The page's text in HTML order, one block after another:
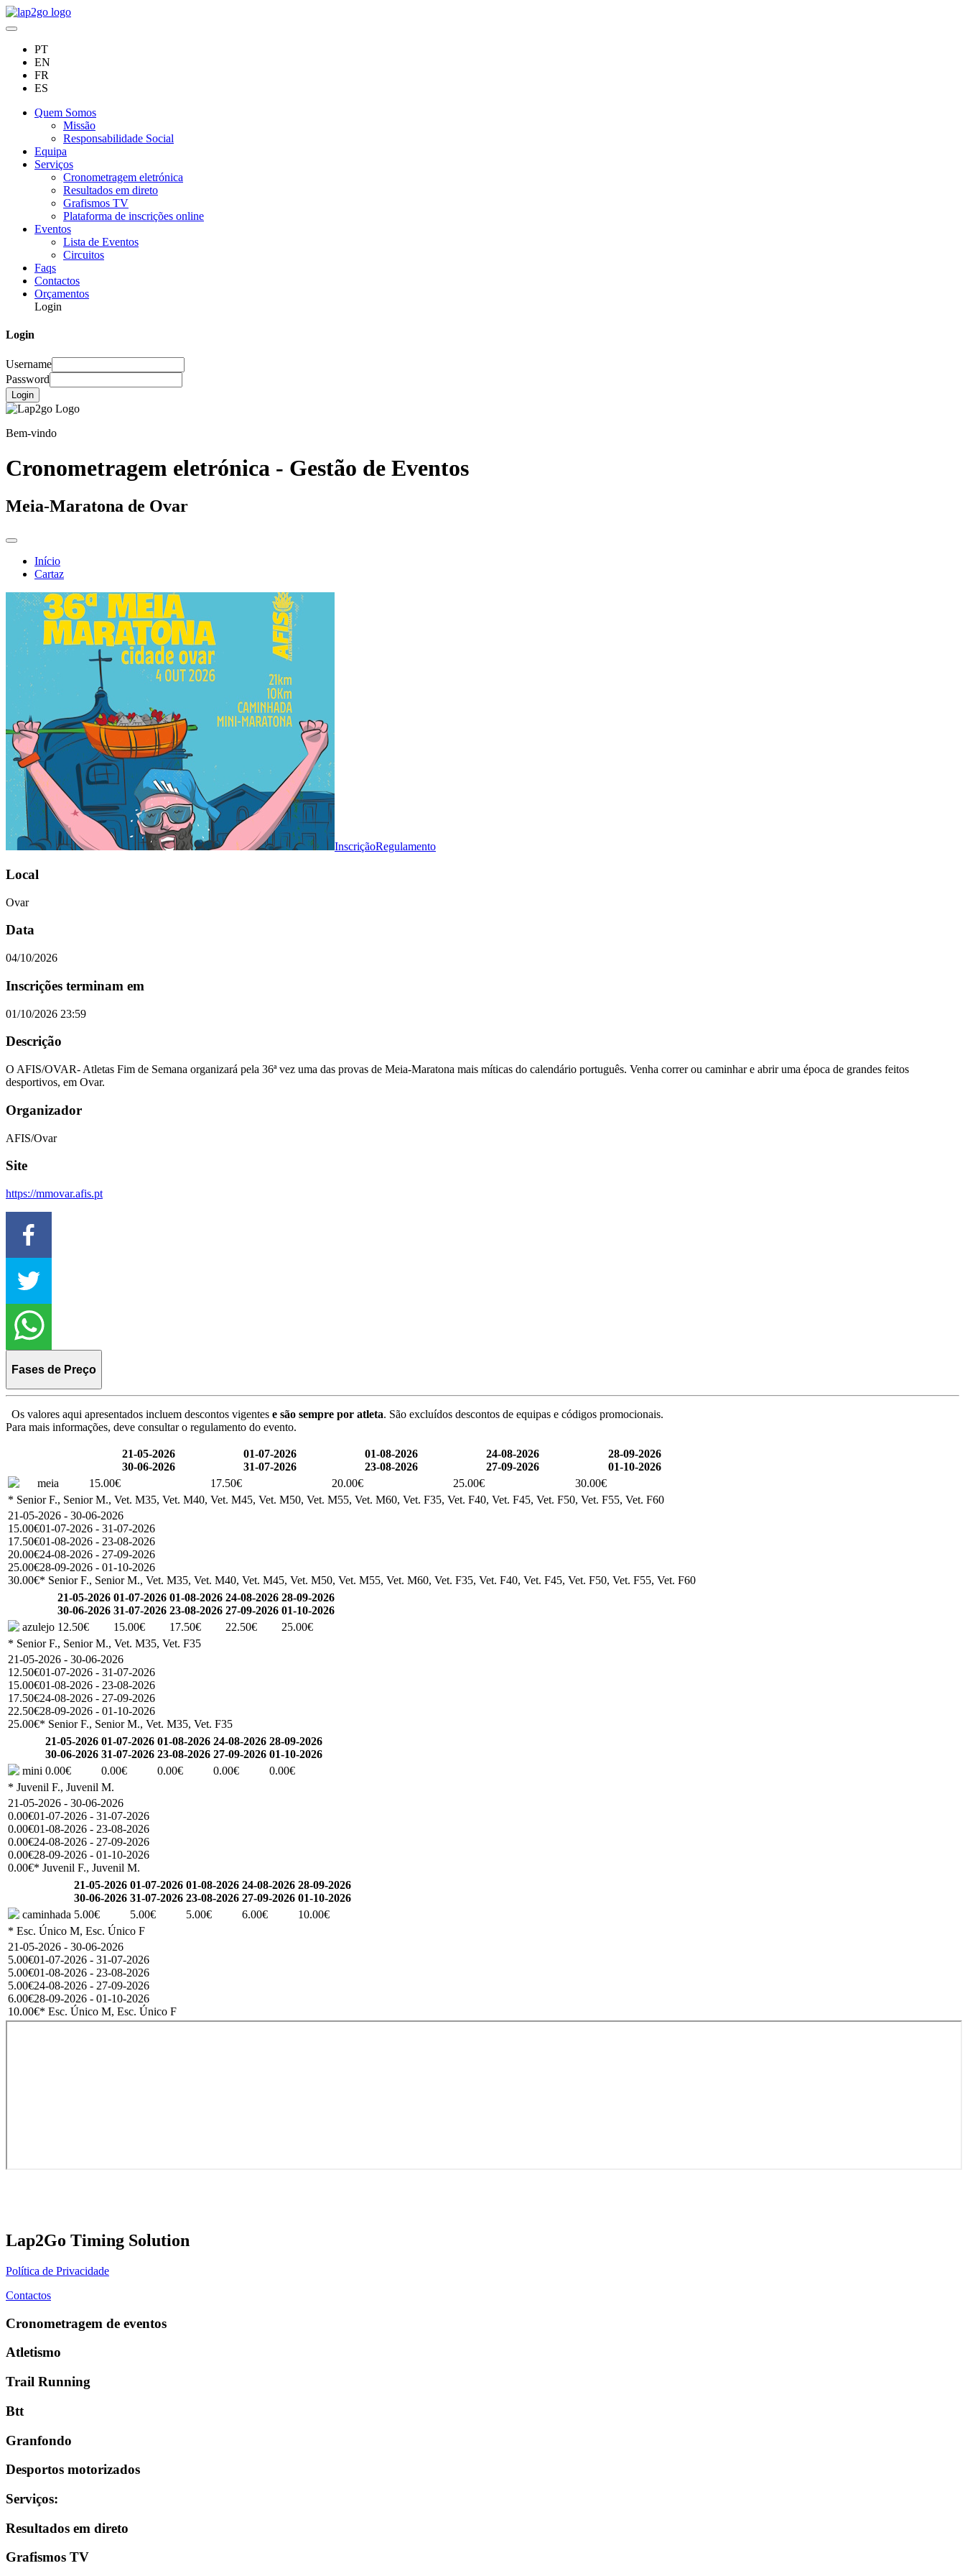
PT
EN
FR
ES
Quem Somos
Missão
Responsabilidade Social
Equipa
Serviços
Cronometragem eletrónica
Resultados em direto
Grafismos TV
Plataforma de inscrições online
Eventos
Lista de Eventos
Circuitos
Faqs
Contactos
Orçamentos
Login
Login
Username
Password
Login
Bem-vindo
Cronometragem eletrónica - Gestão de Eventos
Meia-Maratona de Ovar
Início
Cartaz
InscriçãoRegulamento
Local
Ovar
Data
04/10/2026
Inscrições terminam em
01/10/2026 23:59
Descrição
O AFIS/OVAR- Atletas Fim de Semana organizará pela 36ª vez uma das provas de Meia-Maratona mais míticas do calendário português. Venha correr ou caminhar e abrir uma época de grandes feitos
desportivos, em Ovar.
Organizador
AFIS/Ovar
Site
https://mmovar.afis.pt
Fases de Preço
Os valores aqui apresentados incluem descontos vigentes e são sempre por atleta. São excluídos descontos de equipas e códigos promocionais.
Para mais informações, deve consultar o regulamento do evento.
21-05-2026
30-06-2026
01-07-2026
31-07-2026
01-08-2026
23-08-2026
24-08-2026
27-09-2026
28-09-2026
01-10-2026
meia
15.00€ 17.50€ 20.00€ 25.00€
30.00€
* Senior F., Senior M., Vet. M35, Vet. M40, Vet. M45, Vet. M50, Vet. M55, Vet. M60, Vet. F35, Vet. F40, Vet. F45, Vet. F50, Vet. F55, Vet. F60
21-05-2026 - 30-06-2026
15.00€01-07-2026 - 31-07-2026
17.50€01-08-2026 - 23-08-2026
20.00€24-08-2026 - 27-09-2026
25.00€28-09-2026 - 01-10-2026
30.00€* Senior F., Senior M., Vet. M35, Vet. M40, Vet. M45, Vet. M50, Vet. M55, Vet. M60, Vet. F35, Vet. F40, Vet. F45, Vet. F50, Vet. F55, Vet. F60
21-05-2026
30-06-2026
01-07-2026
31-07-2026
01-08-2026
23-08-2026
24-08-2026
27-09-2026
28-09-2026
01-10-2026
azulejo 12.50€ 15.00€ 17.50€ 22.50€
25.00€
* Senior F., Senior M., Vet. M35, Vet. F35
21-05-2026 - 30-06-2026
12.50€01-07-2026 - 31-07-2026
15.00€01-08-2026 - 23-08-2026
17.50€24-08-2026 - 27-09-2026
22.50€28-09-2026 - 01-10-2026
25.00€* Senior F., Senior M., Vet. M35, Vet. F35
21-05-2026
30-06-2026
01-07-2026
31-07-2026
01-08-2026
23-08-2026
24-08-2026
27-09-2026
28-09-2026
01-10-2026
mini 0.00€ 0.00€ 0.00€ 0.00€
0.00€
* Juvenil F., Juvenil M.
21-05-2026 - 30-06-2026
0.00€01-07-2026 - 31-07-2026
0.00€01-08-2026 - 23-08-2026
0.00€24-08-2026 - 27-09-2026
0.00€28-09-2026 - 01-10-2026
0.00€* Juvenil F., Juvenil M.
21-05-2026
30-06-2026
01-07-2026
31-07-2026
01-08-2026
23-08-2026
24-08-2026
27-09-2026
28-09-2026
01-10-2026
caminhada 5.00€ 5.00€ 5.00€ 6.00€
10.00€
* Esc. Único M, Esc. Único F
21-05-2026 - 30-06-2026
5.00€01-07-2026 - 31-07-2026
5.00€01-08-2026 - 23-08-2026
5.00€24-08-2026 - 27-09-2026
6.00€28-09-2026 - 01-10-2026
10.00€* Esc. Único M, Esc. Único F
Lap2Go Timing Solution
Política de Privacidade
Contactos
Cronometragem de eventos
Atletismo
Trail Running
Btt
Granfondo
Desportos motorizados
Serviços:
Resultados em direto
Grafismos TV